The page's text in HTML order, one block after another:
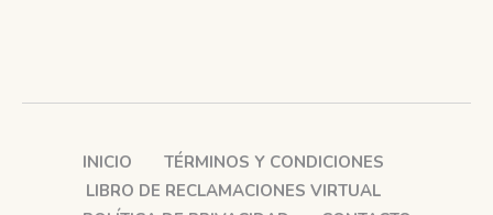
INICIO
TÉRMINOS Y CONDICIONES
LIBRO DE RECLAMACIONES VIRTUAL